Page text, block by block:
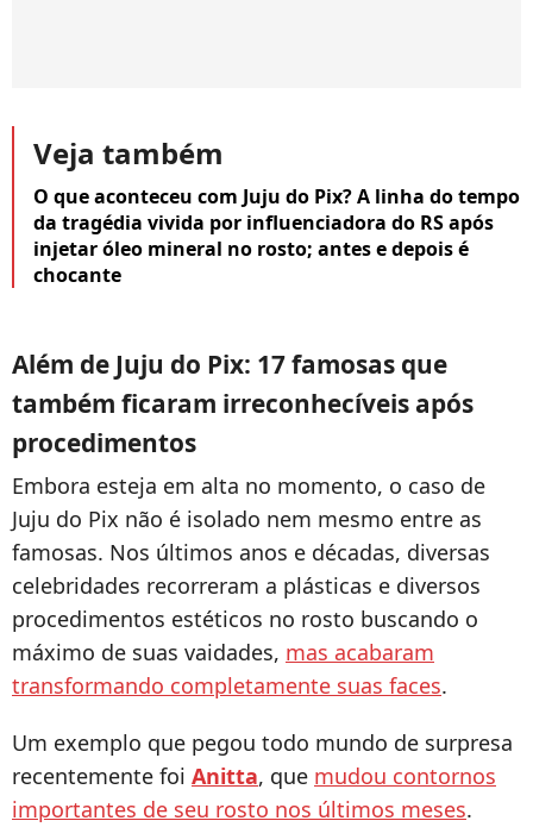
Veja também
O que aconteceu com Juju do Pix? A linha do tempo
da tragédia vivida por influenciadora do RS após
injetar óleo mineral no rosto; antes e depois é
chocante
Além de Juju do Pix: 17 famosas que
também ficaram irreconhecíveis após
procedimentos
Embora esteja em alta no momento, o caso de
Juju do Pix não é isolado nem mesmo entre as
famosas. Nos últimos anos e décadas, diversas
celebridades recorreram a plásticas e diversos
procedimentos estéticos no rosto buscando o
máximo de suas vaidades, mas acabaram
transformando completamente suas faces.
Um exemplo que pegou todo mundo de surpresa
recentemente foi Anitta, que mudou contornos
importantes de seu rosto nos últimos meses.